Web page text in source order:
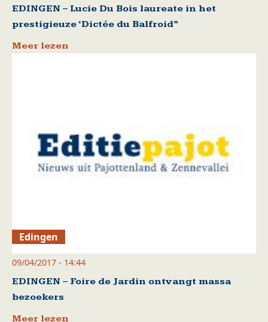
EDINGEN – Lucie Du Bois laureate in het
prestigieuze ‘Dictée du Balfroid”
Meer lezen
Edingen
09/04/2017 - 14:44
EDINGEN – Foire de Jardin ontvangt massa
bezoekers
Meer lezen